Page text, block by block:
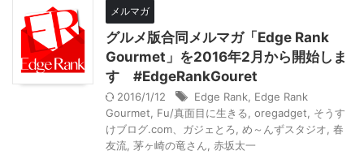
メルマガ
グルメ版合同メルマガ「Edge Rank
Gourmet」を2016年2月から開始しま
す #EdgeRankGouret
2016/1/12 Edge Rank
Edge Rank
Gourmet
Fu/真面目に生きる oregadget
そうす
けブログ.com、ガジェとろ
め～んずスタジオ 春
友流 茅ヶ崎の竜さん 赤坂太一